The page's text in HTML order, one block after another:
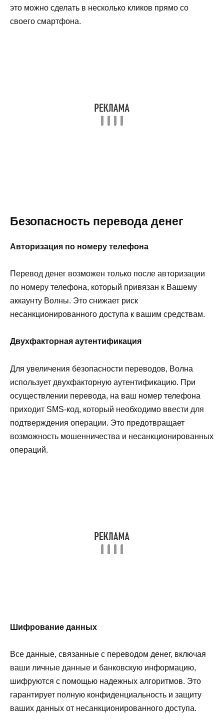
это можно сделать в несколько кликов прямо со
своего смартфона.
Безопасность перевода денег
Авторизация по номеру телефона
Перевод денег возможен только после авторизации
по номеру телефона, который привязан к Вашему
аккаунту Волны. Это снижает риск
несанкционированного доступа к вашим средствам.
Двухфакторная аутентификация
Для увеличения безопасности переводов, Волна
использует двухфакторную аутентификацию. При
осуществлении перевода, на ваш номер телефона
приходит SMS-код, который необходимо ввести для
подтверждения операции. Это предотвращает
возможность мошенничества и несанкционированных
операций.
Шифрование данных
Все данные, связанные с переводом денег, включая
ваши личные данные и банковскую информацию,
шифруются с помощью надежных алгоритмов. Это
гарантирует полную конфиденциальность и защиту
ваших данных от несанкционированного доступа.